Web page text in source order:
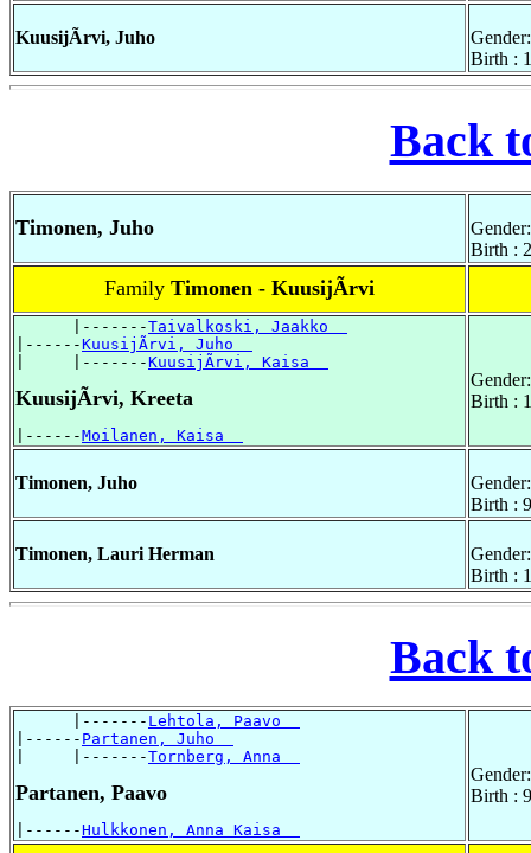
KuusijÃrvi, Juho
Birth :
Back
Timonen, Juho
Birth :
Family Timonen - KuusijÃrvi
      |-------
Taivalkoski, Jaakko
|------KuusijÃrvi, Juho
|     |-------KuusijÃrvi, Kaisa
KuusijÃrvi, Kreeta
|------Moilanen, Kaisa
Birth :
Timonen, Juho
Birth :
Timonen, Lauri Herman
Birth :
Back
      |-------
Lehtola, Paavo
|------ Partanen, Juho
|     |-------Tornberg, Anna
Partanen, Paavo
|------Hulkkonen, Anna Kaisa
Birth :